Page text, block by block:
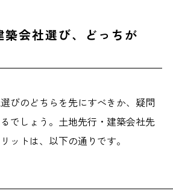
築会社選び、どっちが
びのどちらを先にすべきか、疑問
でしょう。土地先行・建築会社先
ットは、以下の通りです。